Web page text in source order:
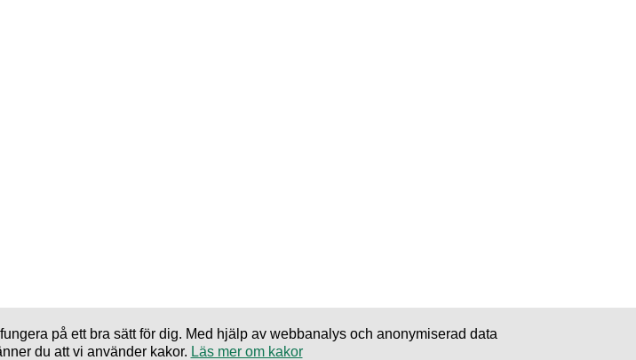
på ett bra sätt för dig. Med hjälp av webbanalys och anonymiserad data
du att vi använder kakor. Läs mer om kakor